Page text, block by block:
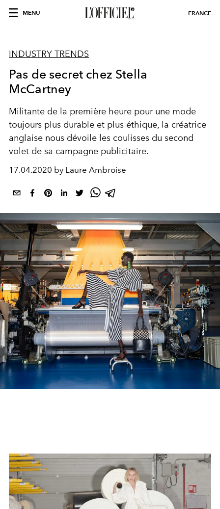
MENU FRANCE
INDUSTRY TRENDS
Pas de secret chez Stella
McCartney
Militante de la première heure pour une mode
toujours plus durable et plus éthique, la créatrice
anglaise nous dévoile les coulisses du second
volet de sa campagne publicitaire.
17.04.2020 by Laure Ambroise